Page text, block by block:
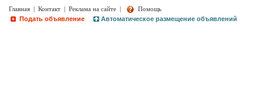
Главная | Контакт | Реклама на сайте |
Помощь
Подать объявление
Автоматическое размещение объявлений